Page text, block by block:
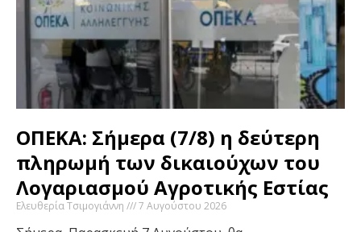
ΟΠΕΚΑ: Σήμερα (7/8) η δεύτερη
πληρωμή των δικαιούχων του
Λογαριασμού Αγροτικής Εστίας
Ελευθερία Τσιμογιάννη 7 Αυγούστου 2026